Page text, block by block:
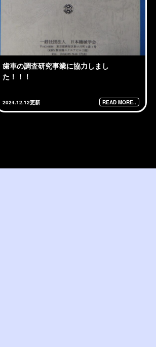
歯車の調査研究事業に協力しまし
た！！！
2024.12.12更新 READ MORE..